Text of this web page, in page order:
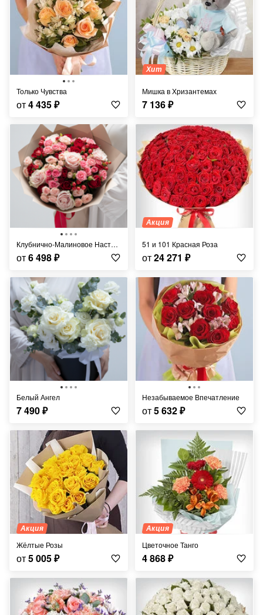
Только Чувства
от4 435₽
Хит
Мишка в Хризантемах
7 136₽
Клубнично-Малиновое Настроение
от6 498₽
Акция
51 и 101 Красная Роза
от24 271 ₽
Белый Ангел
7 490₽
Незабываемое Впечатление
от5 632₽
Акция
Жёлтые Розы
от5 005₽
Акция
Цветочное Танго
4 868₽